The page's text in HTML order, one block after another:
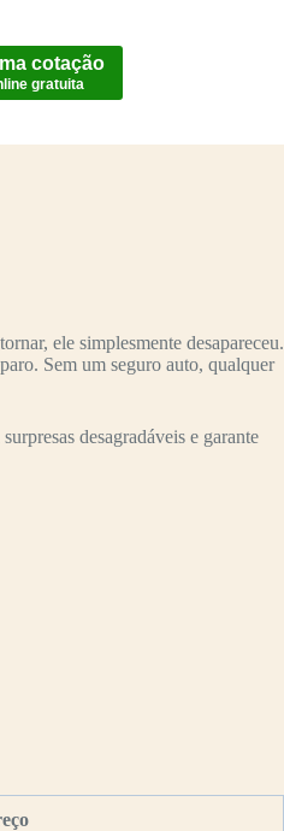
cotação
gratuita
ele simplesmente desapareceu.
Sem um seguro auto, qualquer
desagradáveis e garante